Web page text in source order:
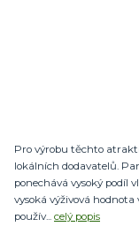
Pro výrobu těchto
lokálních dodavatelů.
ponechává vysoký podíl
vysoká výživová hodnota
použív... celý popis